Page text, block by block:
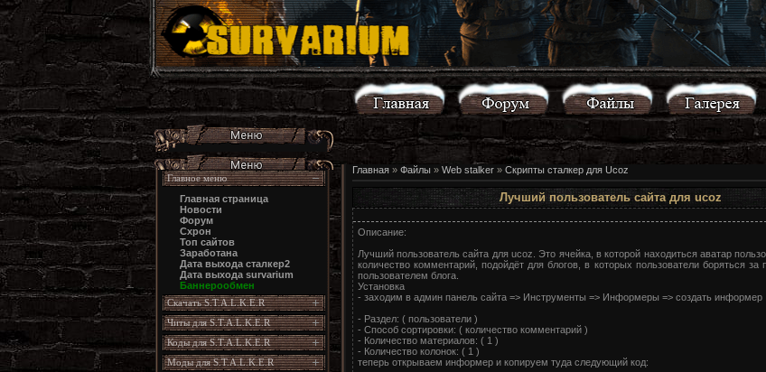
Главное меню
Главная страница
Новости
Форум
Схрон
Топ сайтов
Заработана
Дата выхода сталкер2
Дата выхода survarium
Баннерообмен
Скачать S.T.A.L.K.E.R
Читы для S.T.A.L.K.E.R
Коды для S.T.A.L.K.E.R
Моды для S.T.A.L.K.E.R
Главная» Файлы» Web stalker» Скрипты сталкер для Ucoz
Лучший пользователь сайта для ucoz
Описание:
Лучший пользователь сайта для ucoz. Это ячейка, в которой находиться аватар
количество комментарий, подойдёт для блогов, в которых пользователи боряться
пользователем блога.
Установка
- заходим в админ панель сайта => Инструменты => Информеры => создать информер
- Раздел: ( пользователи )
- Способ сортировки: ( количество комментарий )
- Количество материалов: ( 1 )
- Количество колонок: ( 1 )
теперь открываем информер и копируем туда следующий код: